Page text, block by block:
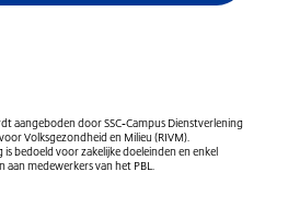
aangeboden door SSC-Campus Dienstverlening
Volksgezondheid en Milieu (RIVM).
bedoeld voor zakelijke doeleinden en enkel
aan medewerkers van het PBL.